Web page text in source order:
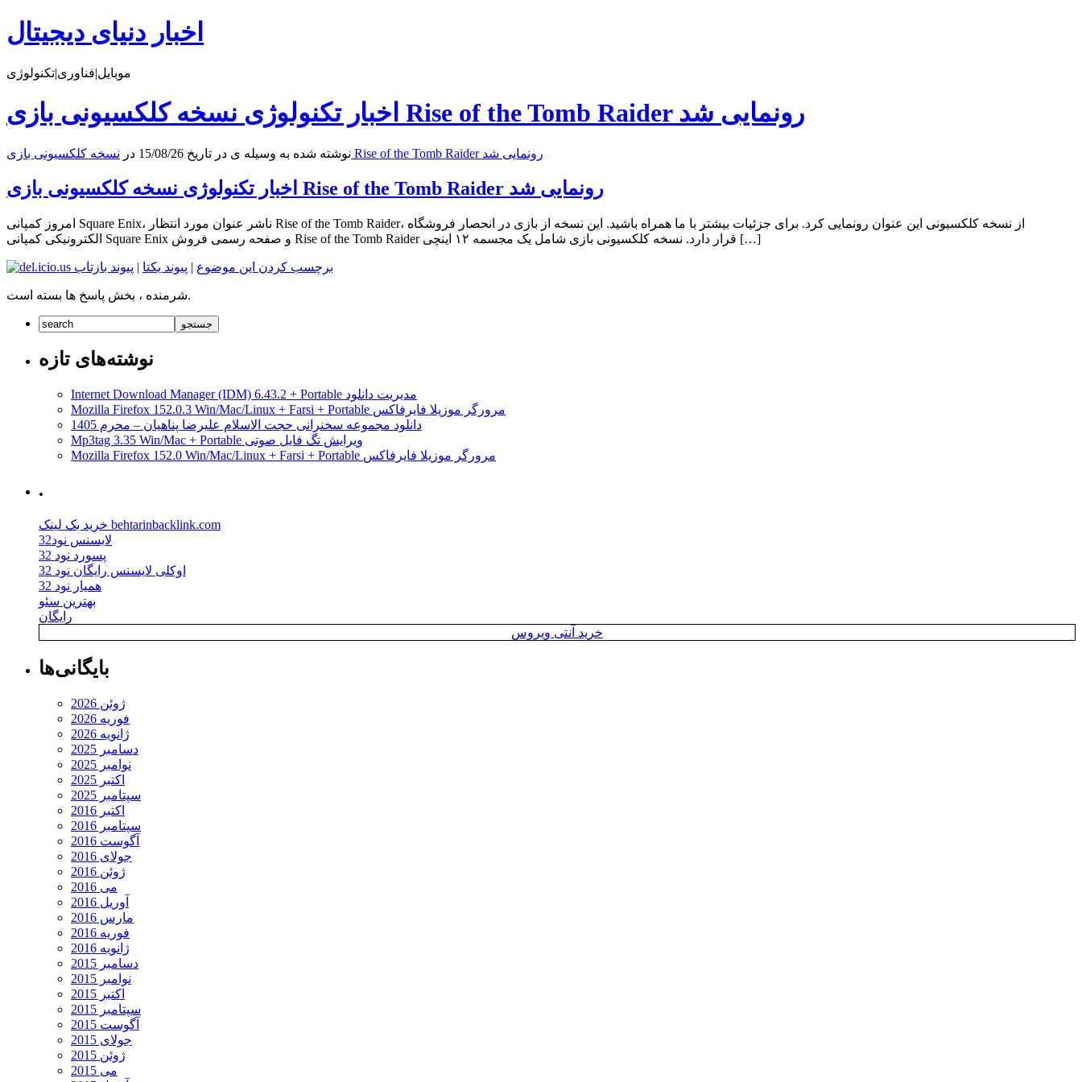
اخبار دنیای دیجیتال
موبایل|فناوری|تکنولوژی
اخبار تکنولوژی نسخه کلکسیونی بازی Rise of the Tomb Raider رونمایی شد
نوشته شده به وسیله ی در تاریخ 15/08/26 در نسخه کلکسیونی بازی Rise of the Tomb Raider رونمایی شد
اخبار تکنولوژی نسخه کلکسیونی بازی Rise of the Tomb Raider رونمایی شد
امروز کمپانی Square Enix، ناشر عنوان مورد انتظار Rise of the Tomb Raider، از نسخه کلکسیونی این عنوان رونمایی کرد. برای جزئیات بیشتر با ما همراه باشید. این نسخه از بازی در انحصار فروشگاه
الکترونیکی کمپانی Square Enix و صفحه رسمی فروش Rise of the Tomb Raider قرار دارد. نسخه کلکسیونی بازی شامل یک مجسمه ۱۲ اینچی […]
برچسب کردن این موضوع | پیوند یکتا | پیوند بازتاب
شرمنده ، بخش پاسخ ها بسته است.
نوشته‌های تازه
Internet Download Manager (IDM) 6.43.2 + Portable مدیریت دانلود
Mozilla Firefox 152.0.3 Win/Mac/Linux + Farsi + Portable مرورگر موزیلا فایرفاکس
دانلود مجموعه سخنرانی حجت الاسلام علیرضا پناهیان – محرم 1405
Mp3tag 3.35 Win/Mac + Portable ویرایش تگ فایل صوتی
Mozilla Firefox 152.0 Win/Mac/Linux + Farsi + Portable مرورگر موزیلا فایرفاکس
.
خرید بک لینک behtarinbacklink.com
لایسنس نود32
پسورد نود 32
اوکلی لایسنس رایگان نود 32
همیار نود 32
بهترین سئو
رایگان
خرید آنتی ویروس
بایگانی‌ها
ژوئن 2026
فوریه 2026
ژانویه 2026
دسامبر 2025
نوامبر 2025
اکتبر 2025
سپتامبر 2025
اکتبر 2016
سپتامبر 2016
آگوست 2016
جولای 2016
ژوئن 2016
می 2016
آوریل 2016
مارس 2016
فوریه 2016
ژانویه 2016
دسامبر 2015
نوامبر 2015
اکتبر 2015
سپتامبر 2015
آگوست 2015
جولای 2015
ژوئن 2015
می 2015